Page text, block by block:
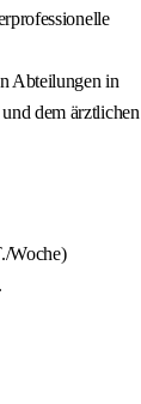
Abteilungen in
dem ärztlichen
Woche)